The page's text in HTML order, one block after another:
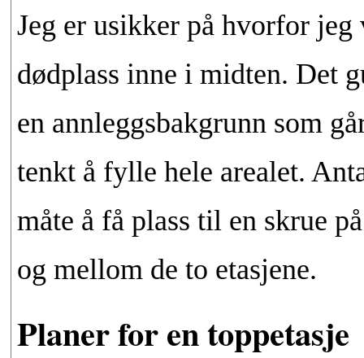
Jeg er usikker på hvorfor
dødplass inne i midten. Det
en annleggsbakgrunn som
tenkt å fylle hele arealet.
måte å få plass til en skrue
og mellom de to etasjene.
Planer for en toppetasje